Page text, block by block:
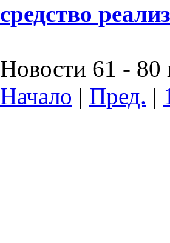
средство
Новости 61 - 80
Начало | Пред. |